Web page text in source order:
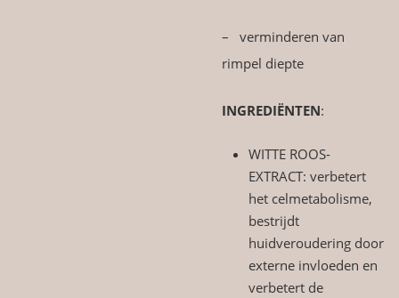
– verminderen van
rimpel diepte
INGREDIËNTEN:
WITTE ROOS-
EXTRACT: verbetert
het celmetabolisme,
bestrijdt
huidveroudering door
externe invloeden en
verbetert de